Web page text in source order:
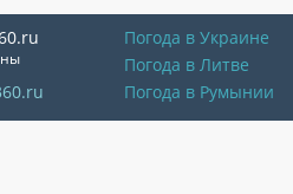
Погода в Украине
Погода в Литве
Погода в Румынии